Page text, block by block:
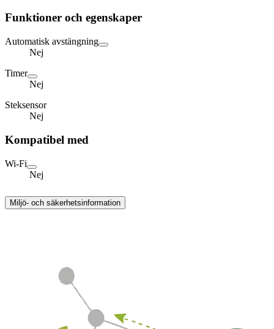
Funktioner och egenskaper
Automatisk avstängning
Nej
Timer
Nej
Steksensor
Nej
Kompatibel med
Wi-Fi
Nej
Miljö- och säkerhetsinformation